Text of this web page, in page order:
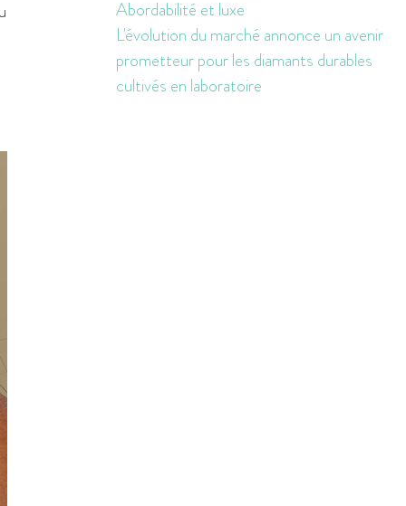
Abordabilité et luxe
L'évolution du marché annonce un avenir
prometteur pour les diamants durables
cultivés en laboratoire